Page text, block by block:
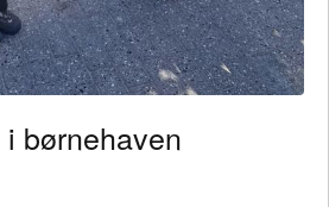
børnehaven